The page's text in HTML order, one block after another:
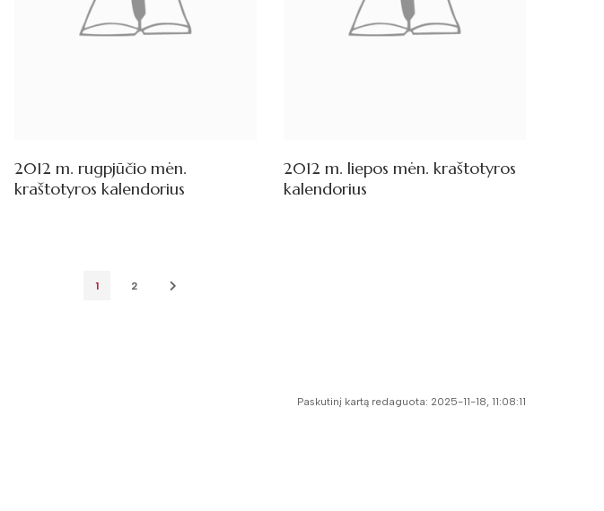
2012 m. rugpjūčio mėn.
kraštotyros kalendorius
2012 m. liepos mėn. kraštotyros
kalendorius
1 2
Paskutinį kartą redaguota: 2025-11-18, 11:08:11